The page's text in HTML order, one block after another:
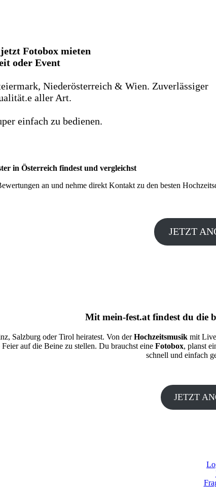
Fotobox mieten
oder Event
Niederösterreich & Wien. Zuverlässiger
aller Art.
einfach zu bedienen.
in Österreich findest und vergleichst
an und nehme direkt Kontakt zu den besten
JETZT
Mitmein-fest.atfindest du die
Salzburg oder Tirol heiratest. Von derHochzeitsmusikmit
auf die Beine zu stellen. Du brauchst eine Fotobox, planst
schnell und einfach
JETZT